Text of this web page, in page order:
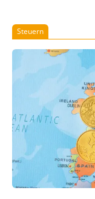
COLXI®steht in
zur
Steuern